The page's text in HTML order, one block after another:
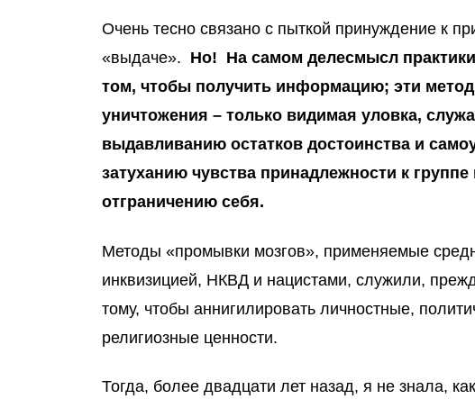
Очень тесно связано с пыткой принуждение к
«выдаче». Но! На самом делесмысл
том, чтобы получить информацию; эти
уничтожения – только видимая уловка,
выдавливанию остатков достоинства и
затуханию чувства принадлежности к
отграничению себя.
Методы «промывки мозгов», применяемые
инквизицией, НКВД и нацистами, служили,
тому, чтобы аннигилировать личностные,
религиозные ценности.
Тогда, более двадцати лет назад, я не знала,